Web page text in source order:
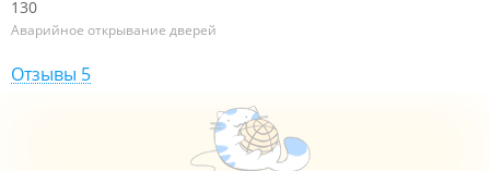
130
Аварийное открывание дверей
Отзывы 5